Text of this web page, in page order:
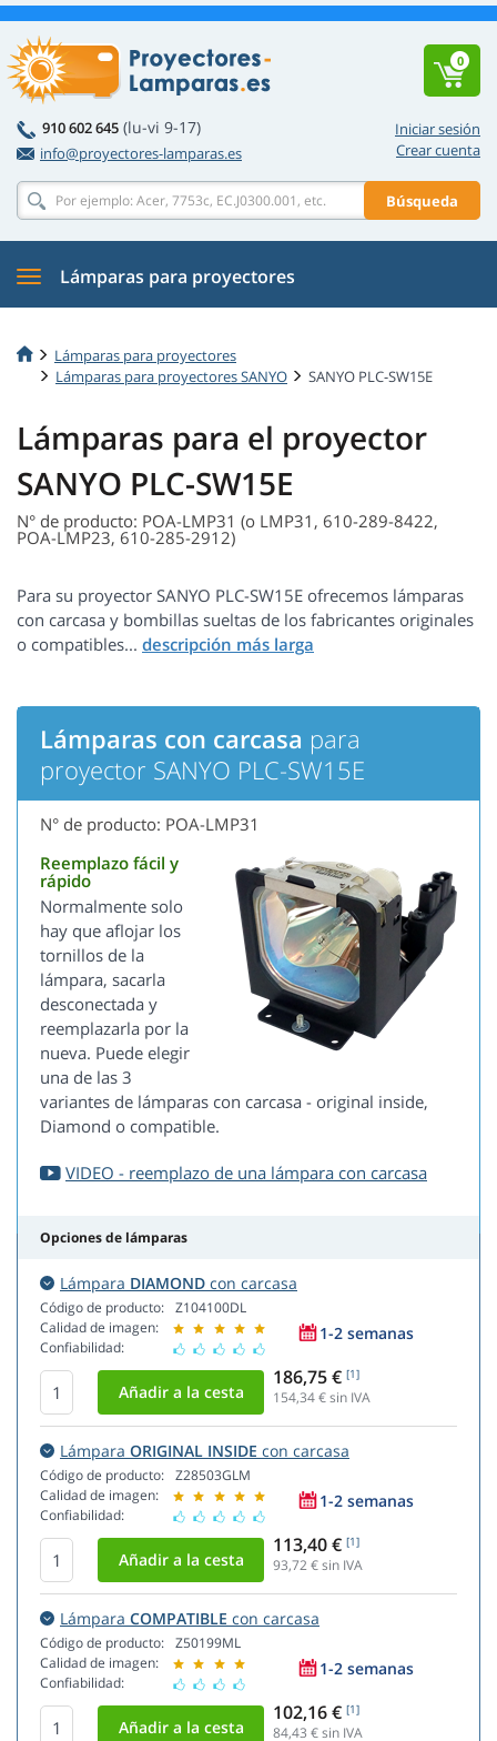
Iniciar sesión
Crear cuenta
910 602 645 (lu-vi 9-17)
info@proyectores-lamparas.es
Búsqueda
0
Lámparas para proyectores
Lámparas para proyectores
Lámparas para proyectores SANYO
SANYO PLC-SW15E
Lámparas para el proyector
SANYO PLC-SW15E
N° de producto: POA-LMP31 (o LMP31, 610-289-8422,
POA-LMP23, 610-285-2912)
Para su proyector SANYO PLC-SW15E ofrecemos lámparas
con carcasa y bombillas sueltas de los fabricantes originales
o compatibles...
Lámparas con carcasa para
proyector SANYO PLC-SW15E
N° de producto: POA-LMP31
Reemplazo fácil y
rápido
Normalmente solo
hay que aflojar los
tornillos de la
lámpara, sacarla
desconectada y
reemplazarla por la
nueva. Puede elegir
una de las 3
variantes de lámparas con carcasa - original inside,
Diamond o compatible.
VIDEO - reemplazo de una lámpara con carcasa
Opciones de lámparas
Lámpara DIAMOND con carcasa
Código de producto:
Calidad de imagen:
Confiabilidad:
Z104100DL
1-2 semanas
186,75 € [1]
154,34€ sin IVA
Lámpara ORIGINAL INSIDE con carcasa
Código de producto:
Calidad de imagen:
Confiabilidad:
Z28503GLM
1-2 semanas
113,40 € [1]
93,72€ sin IVA
Lámpara COMPATIBLE con carcasa
Código de producto:
Calidad de imagen:
Confiabilidad:
Z50199ML
1-2 semanas
102,16 € [1]
84,43 € sin IVA